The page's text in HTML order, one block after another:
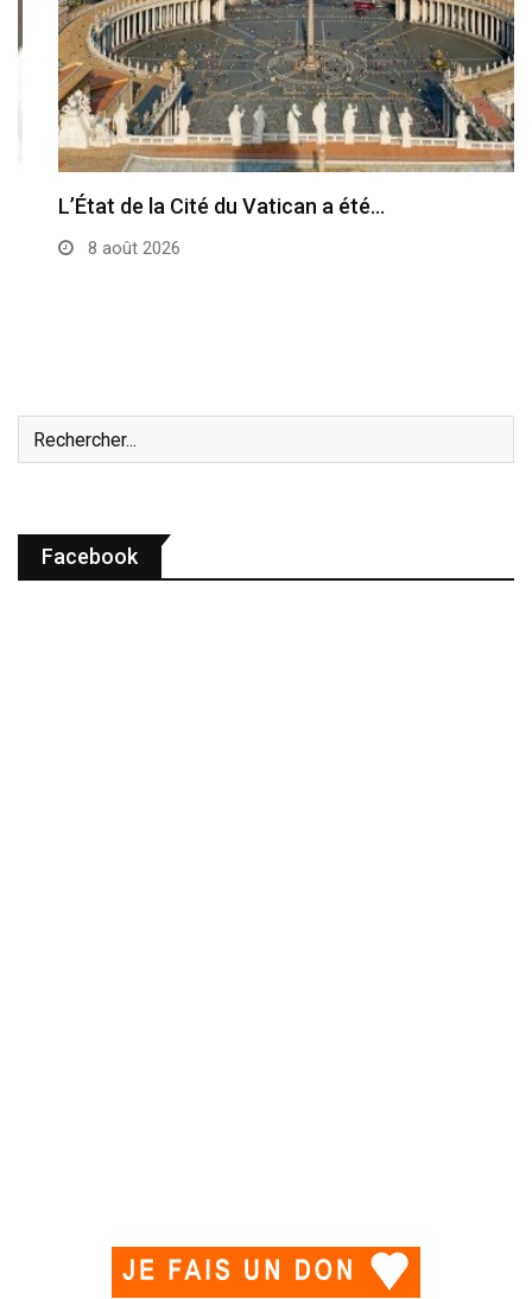
L’État de la Cité du Vatican a été…
8 août 2026
Facebook